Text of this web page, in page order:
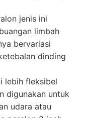
jenis ini
limbah
bervariasi
dinding
lebih fleksibel
digunakan untuk
udara atau